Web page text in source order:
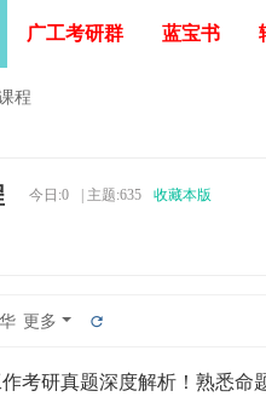
广工考研群 蓝宝书
程
今日:0 主题:635 收藏本版
更多
考研真题深度解析！熟悉命